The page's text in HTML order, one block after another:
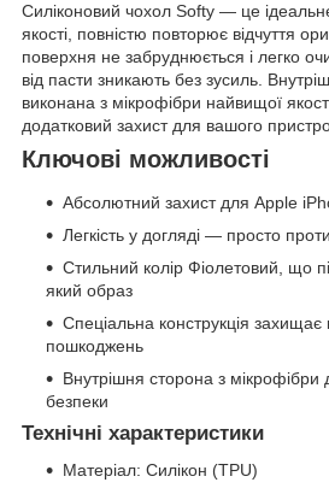
Силіконовий чохол Softy — це
якості, повністю повторює відчуття
поверхня не забруднюється і легко
від пасти зникають без зусиль.
виконана з мікрофібри найвищої
додатковий захист для вашого
Ключові можливості
Абсолютний захист для Apple
Легкість у догляді — просто
Стильний колір Фіолетовий, що
який образ
Спеціальна конструкція захищає
пошкоджень
Внутрішня сторона з мікрофібри
безпеки
Технічні характеристики
Матеріал: Силікон (TPU)